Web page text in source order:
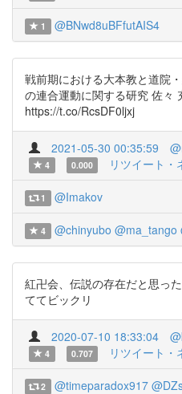
1 @BNwd8uBFfutAIS4
戦前期における大本教と道院
の連合運動に関する研究 佐々
https://t.co/RcsDF0ljxj
2021-05-30 00:35:59
4
0.000 リツイート・
1 @Imakov
4 @chinyubo @ma_tango
紅卍会、伝説の存在だと思っ
ててビックリ
2020-07-10 18:33:04
4
0.707 リツイート・
2 @timeparadox917